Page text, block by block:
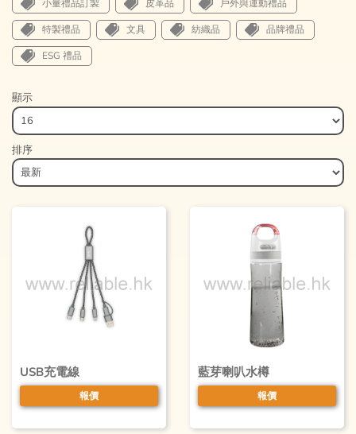
小量禮品訂製 皮革品 戶外與運動禮品
特製禮品 文具 紡織品 品牌禮品
ESG 禮品
顯示
排序
USB充電線
報價
藍芽喇叭水樽
報價